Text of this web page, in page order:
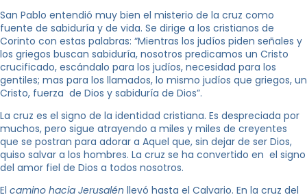
San Pablo entendió muy bien el misterio de la cruz como
fuente de sabiduría y de vida. Se dirige a los cristianos de
Corinto con estas palabras: “Mientras los judíos piden señales y
los griegos buscan sabiduría, nosotros predicamos un Cristo
crucificado, escándalo para los judíos, necesidad para los
gentiles; mas para los llamados, lo mismo judíos que griegos, un
Cristo, fuerza de Dios y sabiduría de Dios”.
La cruz es el signo de la identidad cristiana. Es despreciada por
muchos, pero sigue atrayendo a miles y miles de creyentes
que se postran para adorar a Aquel que, sin dejar de ser Dios,
quiso salvar a los hombres. La cruz se ha convertido en el signo
del amor fiel de Dios a todos nosotros.
El camino hacia Jerusalén llevó hasta el Calvario. En la cruz del